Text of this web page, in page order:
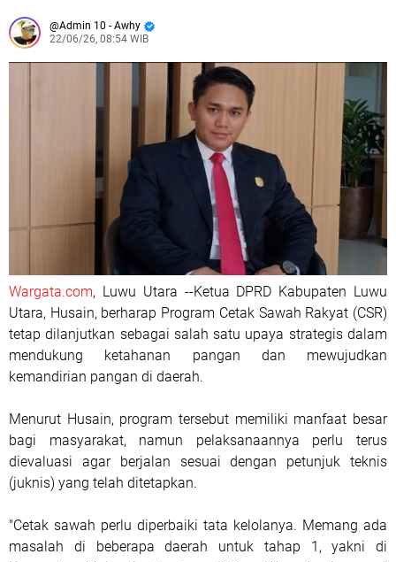
Admin 10 - Awhy
22/06/26, 08:54 WIB
Wargata.com, Luwu Utara --Ketua DPRD Kabupaten Luwu
Utara, Husain, berharap Program Cetak Sawah Rakyat (CSR)
tetap dilanjutkan sebagai salah satu upaya strategis dalam
mendukung ketahanan pangan dan mewujudkan
kemandirian pangan di daerah.
Menurut Husain, program tersebut memiliki manfaat besar
bagi masyarakat, namun pelaksanaannya perlu terus
dievaluasi agar berjalan sesuai dengan petunjuk teknis
(juknis) yang telah ditetapkan.
"Cetak sawah perlu diperbaiki tata kelolanya. Memang ada
masalah di beberapa daerah untuk tahap 1, yakni di